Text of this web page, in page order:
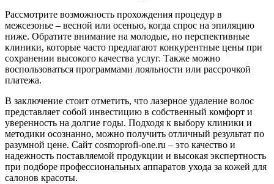
Рассмотрите возможность прохождения процедур в
межсезонье – весной или осенью, когда спрос на эпиляцию
ниже. Обратите внимание на молодые, но перспективные
клиники, которые часто предлагают конкурентные цены при
сохранении высокого качества услуг. Также можно
воспользоваться программами лояльности или рассрочкой
платежа.
В заключение стоит отметить, что лазерное удаление волос
представляет собой инвестицию в собственный комфорт и
уверенность на долгие годы. Подходя к выбору клиники и
методики осознанно, можно получить отличный результат по
разумной цене. Сайт cosmoprofi-one.ru – это качество и
надежность поставляемой продукции и высокая экспертность
при подборе профессиональных аппаратов ухода за кожей для
салонов красоты.